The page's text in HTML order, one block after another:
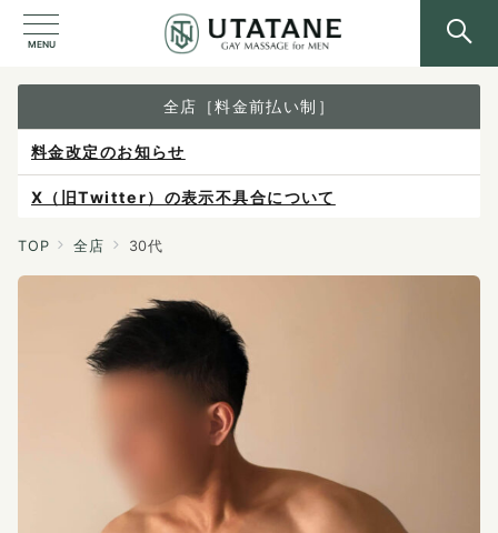
MENU
全店［料金前払い制］
X（旧Twitter）の表示不具合について
ご予約は各店へ直接お問い合わせください。
料金は当日施術前にお支払いください。
料金改定のお知らせ
TOP 全店 30代